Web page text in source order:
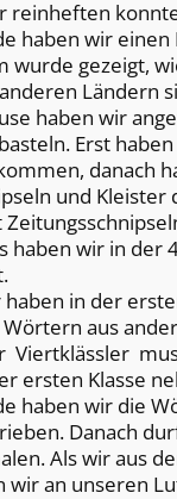
reinheften
haben wir einen
wurde gezeigt,
Ländern
haben wir
Erst
danach
und Kleister
haben wir in der
in der
aus
Viertklässler
ersten Klasse
haben wir die
Danach
Als wir aus
wir an unseren